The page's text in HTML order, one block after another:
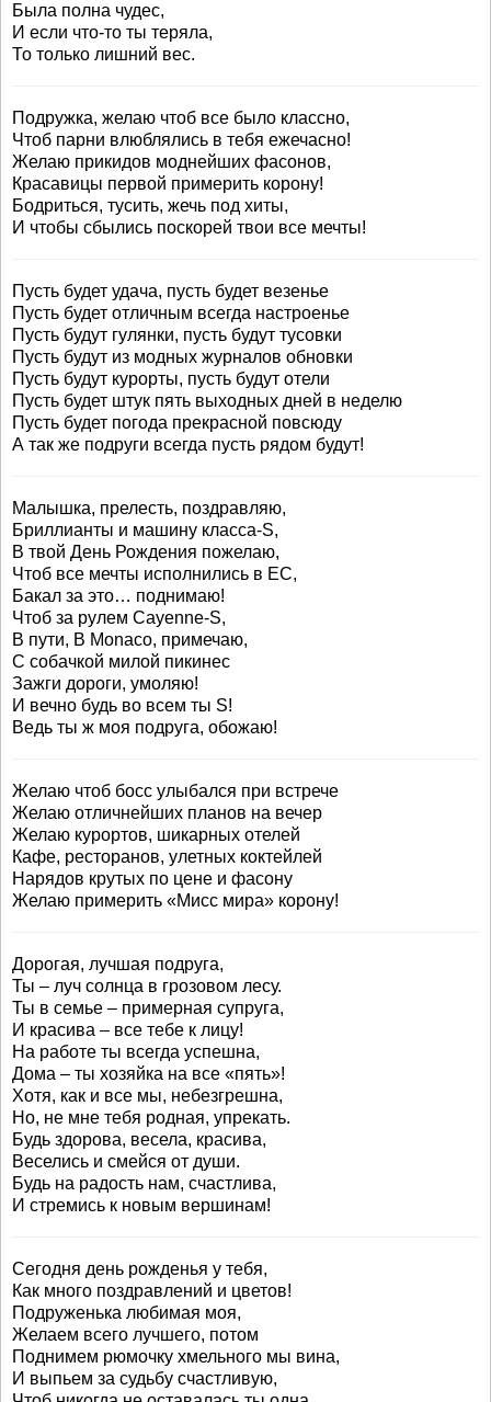
Была полна чудес,
И если что-то ты теряла,
То только лишний вес.
Подружка, желаю чтоб все было классно,
Чтоб парни влюблялись в тебя ежечасно!
Желаю прикидов моднейших фасонов,
Красавицы первой примерить корону!
Бодриться, тусить, жечь под хиты,
И чтобы сбылись поскорей твои все мечты!
Пусть будет удача, пусть будет везенье
Пусть будет отличным всегда настроенье
Пусть будут гулянки, пусть будут тусовки
Пусть будут из модных журналов обновки
Пусть будут курорты, пусть будут отели
Пусть будет штук пять выходных дней в неделю
Пусть будет погода прекрасной повсюду
А так же подруги всегда пусть рядом будут!
Малышка, прелесть, поздравляю,
Бриллианты и машину класса-S,
В твой День Рождения пожелаю,
Чтоб все мечты исполнились в ЕС,
Бакал за это… поднимаю!
Чтоб за рулем Cayenne-S,
В пути, В Monaco, примечаю,
С собачкой милой пикинес
Зажги дороги, умоляю!
И вечно будь во всем ты S!
Ведь ты ж моя подруга, обожаю!
Желаю чтоб босс улыбался при встрече
Желаю отличнейших планов на вечер
Желаю курортов, шикарных отелей
Кафе, ресторанов, улетных коктейлей
Нарядов крутых по цене и фасону
Желаю примерить «Мисс мира» корону!
Дорогая, лучшая подруга,
Ты – луч солнца в грозовом лесу.
Ты в семье – примерная супруга,
И красива – все тебе к лицу!
На работе ты всегда успешна,
Дома – ты хозяйка на все «пять»!
Хотя, как и все мы, небезгрешна,
Но, не мне тебя родная, упрекать.
Будь здорова, весела, красива,
Веселись и смейся от души.
Будь на радость нам, счастлива,
И стремись к новым вершинам!
Сегодня день рожденья у тебя,
Как много поздравлений и цветов!
Подруженька любимая моя,
Желаем всего лучшего, потом
Поднимем рюмочку хмельного мы вина,
И выпьем за судьбу счастливую,